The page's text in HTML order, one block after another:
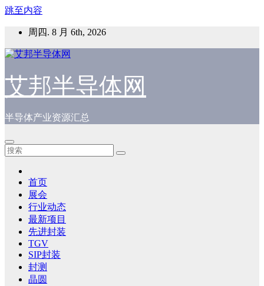
跳至内容
周四. 8 月 6th, 2026
艾邦半导体网
半导体产业资源汇总
首页
展会
行业动态
最新项目
先进封装
TGV
SIP封装
封测
晶圆